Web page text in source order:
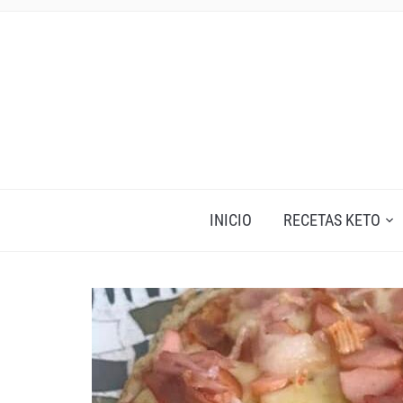
INICIO RECETAS KETO